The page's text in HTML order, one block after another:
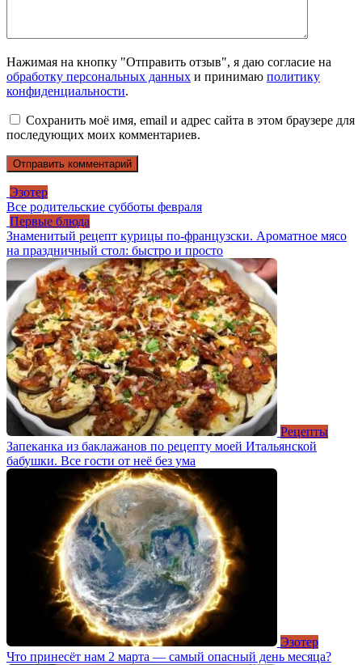
Нажимая на кнопку "Отправить отзыв", я даю согласие на
обработку персональных данных и принимаю политику
конфиденциальности.
Сохранить моё имя, email и адрес сайта в этом браузере для
последующих моих комментариев.
Эзотер
Все родительские субботы февраля
Первые блюда
Знаменитый рецепт курицы по-французски. Ароматное мясо
на праздничный стол: быстро и просто
Рецепты
Запеканка из баклажанов по рецепту моей Итальянской
бабушки. Все гости от неё без ума
Эзотер
Что принесёт нам 2 марта — самый опасный день месяца?